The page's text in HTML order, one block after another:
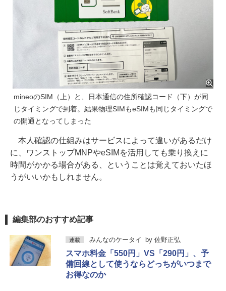
mineoのSIM（上）と、日本通信の住所確認コード（下）が同
じタイミングで到着。結果物理SIMもeSIMも同じタイミングで
の開通となってしまった
本人確認の仕組みはサービスによって違いがあるだけ
に、ワンストップMNPやeSIMを活用しても乗り換えに
時間がかかる場合がある、ということは覚えておいたほ
うがいいかもしれません。
編集部のおすすめ記事
連載 みんなのケータイ by 佐野正弘
スマホ料金「550円」VS「290円」、予
備回線として使うならどっちがいつまで
お得なのか